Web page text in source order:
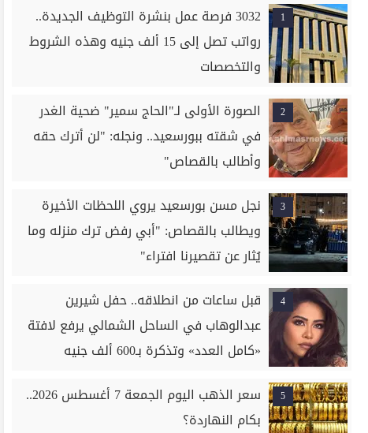
1
3032 فرصة عمل بنشرة التوظيف الجديدة..
رواتب تصل إلى 15 ألف جنيه وهذه الشروط
والتخصصات
2
الصورة الأولى لـ"الحاج سمير" ضحية الغدر
في شقته ببورسعيد.. ونجله: "لن أترك حقه
وأطالب بالقصاص"
3
نجل مسن بورسعيد يروي اللحظات الأخيرة
ويطالب بالقصاص: "أبي رفض ترك منزله وما
يُثار عن تقصيرنا افتراء"
4
قبل ساعات من انطلاقه.. حفل شيرين
عبدالوهاب في الساحل الشمالي يرفع لافتة
«كامل العدد» وتذكرة بـ600 ألف جنيه
5
سعر الذهب اليوم الجمعة 7 أغسطس 2026..
بكام النهاردة؟